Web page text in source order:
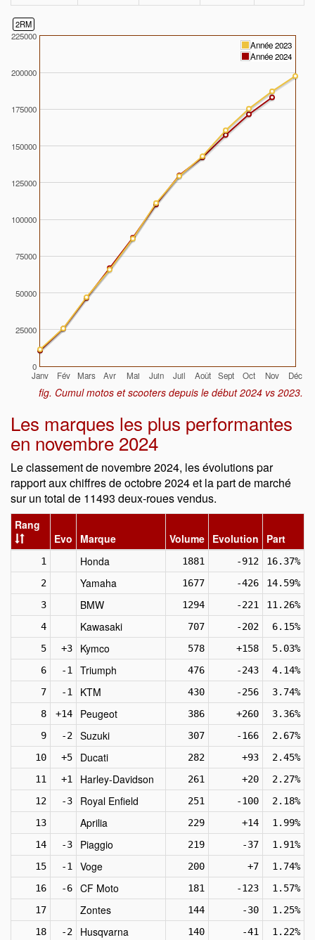
2RM
Janv Fév Mars Avr Mai Juin Juil Août Sept Oct Nov Déc
0
25000
50000
75000
100000
125000
150000
175000
200000
225000
Année 2023
Année 2024
fig. Cumul motos et scooters depuis le début 2024 vs 2023.
Les marques les plus performantes
en novembre 2024
Le classement de novembre 2024, les évolutions par
rapport aux chiffres de octobre 2024 et la part de marché
sur un total de 11493 deux-roues vendus.
Rang
Evo
Marque Volume Evolution Part
1 Honda 1881 -912
16.37%
2
Yamaha 1677 -426
14.59%
3
BMW 1294 -221
11.26%
4
Kawasaki 707 -202
6.15%
5
+3 Kymco 578 +158
5.03%
6
-1 Triumph 476 -243
4.14%
7
-1 KTM 430 -256
3.74%
8
+14 Peugeot 386 +260
3.36%
9
-2 Suzuki 307 -166
2.67%
10
+5 Ducati 282 +93
2.45%
11
+1 Harley-Davidson 261 +20
2.27%
12
-3 Royal Enfield 251 -100
2.18%
13
Aprilia 229 +14
1.99%
14
-3 Piaggio 219 -37
1.91%
15
-1 Voge 200 +7
1.74%
16
-6 CF Moto 181 -123
1.57%
17
Zontes 144 -30
1.25%
18
-2 Husqvarna 140 -41
1.22%